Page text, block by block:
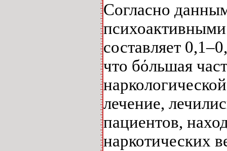
Согласно
составляет
что бόльшая
лечение,
пациентов,
наркотических